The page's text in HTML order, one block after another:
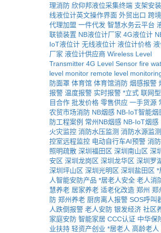
理消防 欣仰邦液位采集终端 支架安装
线液位计英文操作界面 外贸出口 跨
代理加盟 一件代发 智慧水务云平台
联锁装置 NB液位计厂家 4G液位计
IoT液位计 无线液位计 液位计价格
厂家 液位计供应商 Wireless Level
Transmitter 4G Level Sensor fire
level monitor remote level
防面罩 体育馆 体育馆消防 烟感报警
报警 温度报警 实时报警 *立式 联网型
目合作 批发价格 零售供应 一手货源
农贸市场消防 NB烟感 NB-IoT智能烟
防工程案例 常州NB烟感 NB-IoT烟感
火灾监控 消防水压监测 消防水源监测
控室远程监控 电动自行车AI预警 消
照明疏散 深圳福田区 深圳南山区 深
安区 深圳龙岗区 深圳龙华区 深圳罗
深圳坪山区 深圳光明区 深圳盐田区 *
人智能安防产品 *居老人安全 老人消
慧养老 居家养老 适老化改造 郑州 郑
防 郑州养老 厨房离人报警 SOS呼叫
人跌倒报警 老人安防 银发经济 社区
家庭安防 智能家居 CCC认证 中华保
业扶持 轻资产创业 *居老人 高龄老人